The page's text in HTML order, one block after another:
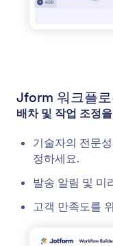
Jform 워크플
배차 및 작업 조정
기술자의 전문
정하세요.
발송 알림 및 미
고객 만족도를